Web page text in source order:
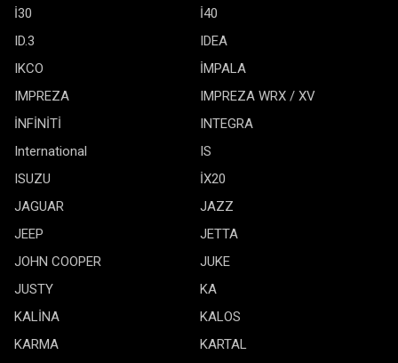
İ30
İ40
ID.3
IDEA
IKCO
İMPALA
IMPREZA
IMPREZA WRX / XV
İNFİNİTİ
INTEGRA
International
IS
ISUZU
İX20
JAGUAR
JAZZ
JEEP
JETTA
JOHN COOPER
JUKE
JUSTY
KA
KALİNA
KALOS
KARMA
KARTAL